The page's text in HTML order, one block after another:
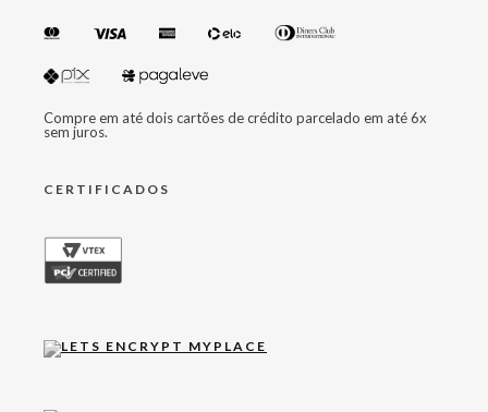
Compre em até dois cartões de crédito parcelado em até 6x
sem juros.
CERTIFICADOS